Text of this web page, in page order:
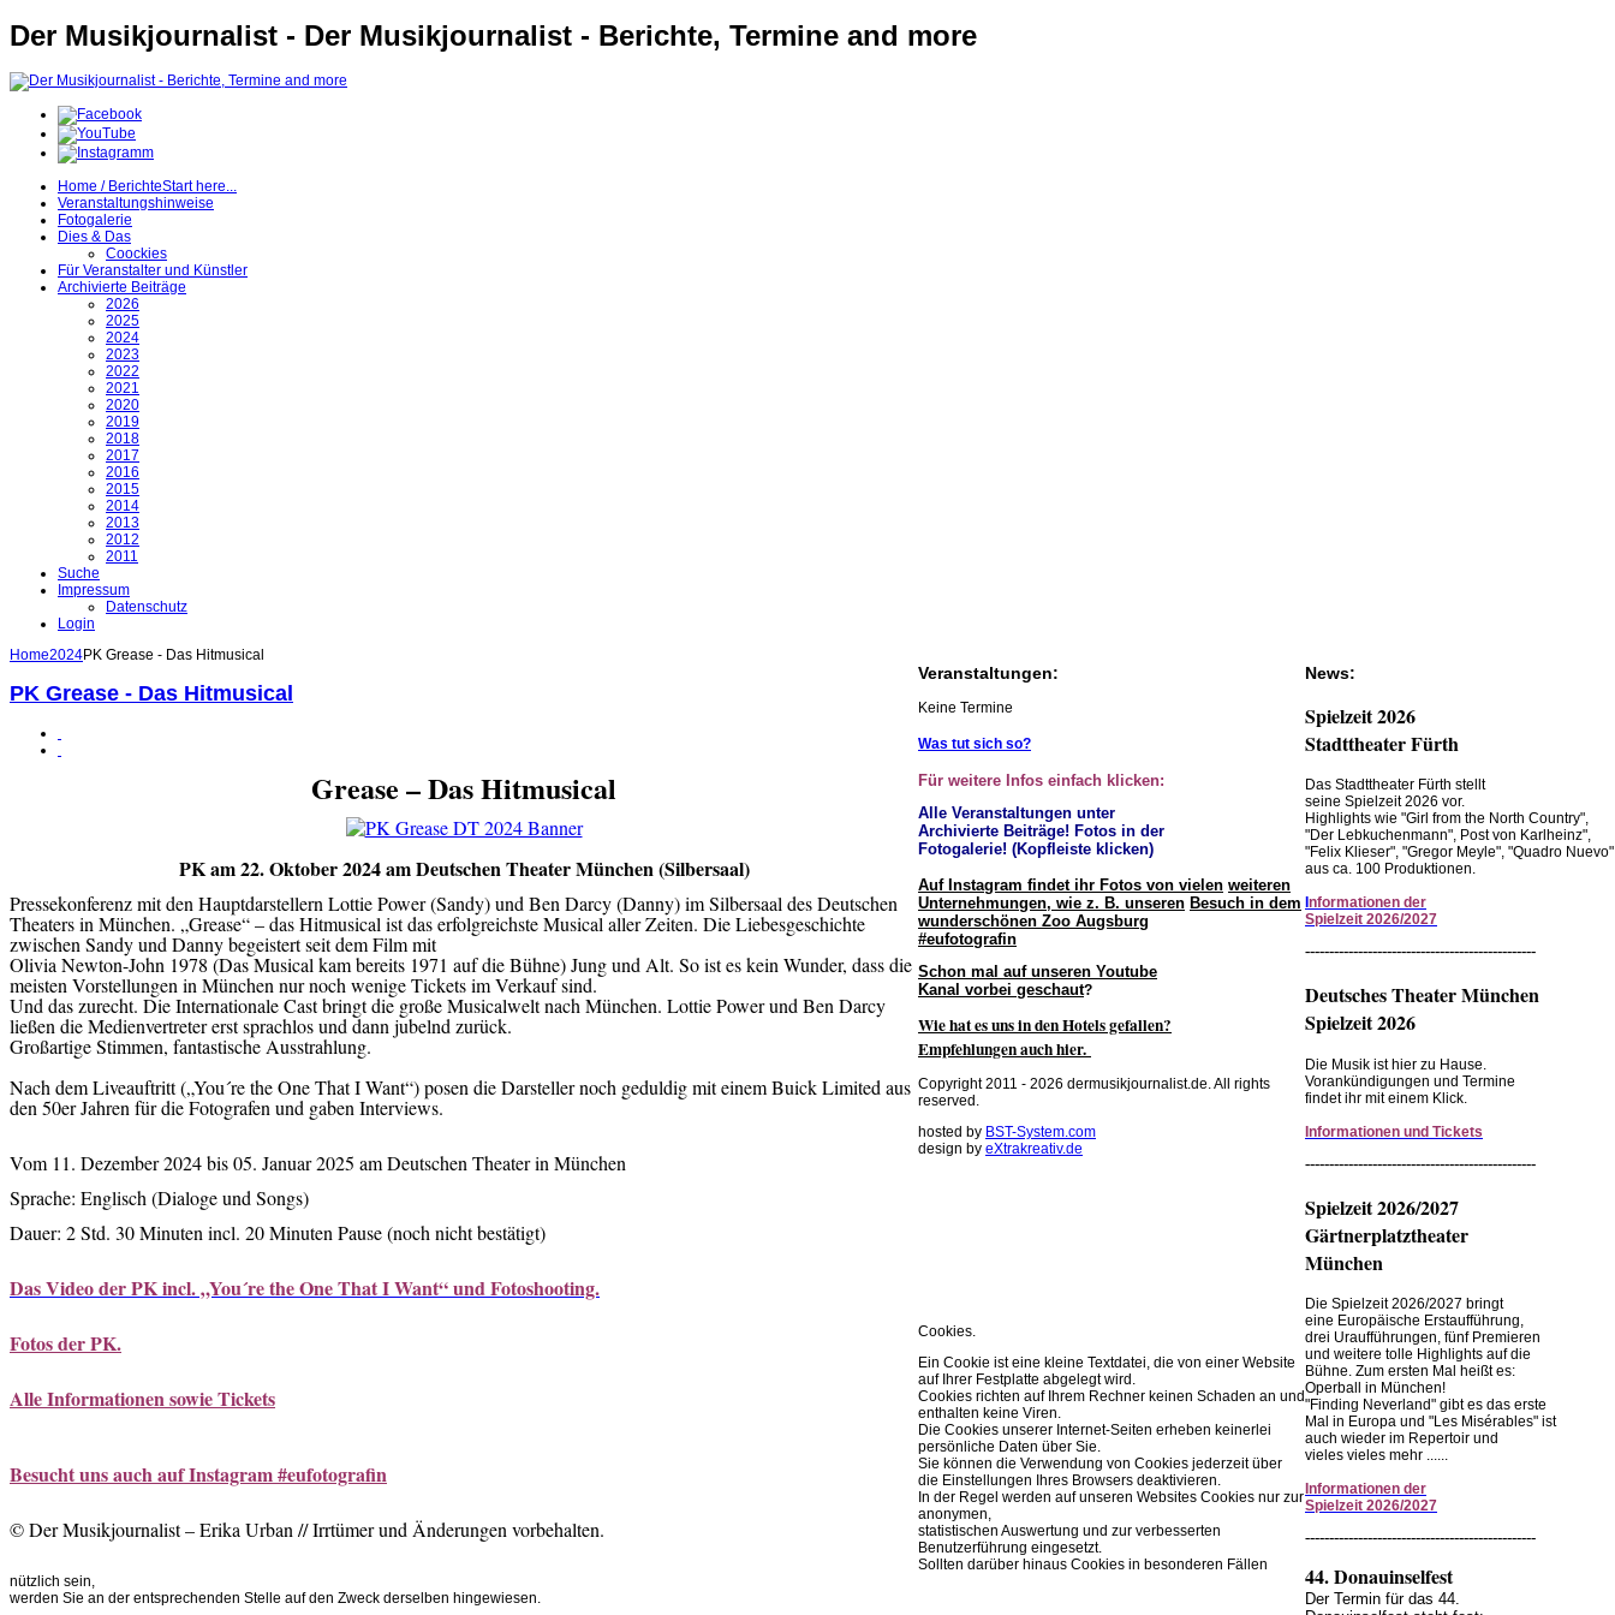
Der Musikjournalist - Der Musikjournalist - Berichte, Termine and more
Home / BerichteStart here...
Veranstaltungshinweise
Fotogalerie
Dies & Das
Coockies
Für Veranstalter und Künstler
Archivierte Beiträge
2026
2025
2024
2023
2022
2021
2020
2019
2018
2017
2016
2015
2014
2013
2012
2011
Suche
Impressum
Datenschutz
Login
Home2024PK Grease - Das Hitmusical
PK Grease - Das Hitmusical
Grease – Das Hitmusical
PK am 22. Oktober 2024 am Deutschen Theater München (Silbersaal)
Pressekonferenz mit den Hauptdarstellern Lottie Power (Sandy) und Ben Darcy (Danny) im Silbersaal des Deutschen
Theaters in München. „Grease“ – das Hitmusical ist das erfolgreichste Musical aller Zeiten. Die Liebesgeschichte
zwischen Sandy und Danny begeistert seit dem Film mit
Olivia Newton-John 1978 (Das Musical kam bereits 1971 auf die Bühne) Jung und Alt. So ist es kein Wunder, dass die
meisten Vorstellungen in München nur noch wenige Tickets im Verkauf sind.
Und das zurecht. Die Internationale Cast bringt die große Musicalwelt nach München. Lottie Power und Ben Darcy
ließen die Medienvertreter erst sprachlos und dann jubelnd zurück.
Großartige Stimmen, fantastische Ausstrahlung.
Nach dem Liveauftritt („You´re the One That I Want“) posen die Darsteller noch geduldig mit einem Buick Limited aus
den 50er Jahren für die Fotografen und gaben Interviews.
Vom 11. Dezember 2024 bis 05. Januar 2025 am Deutschen Theater in München
Sprache: Englisch (Dialoge und Songs)
Dauer: 2 Std. 30 Minuten incl. 20 Minuten Pause (noch nicht bestätigt)
Das Video der PK incl. „You´re the One That I Want“ und Fotoshooting.
Fotos der PK.
Alle Informationen sowie Tickets
Besucht uns auch auf Instagram #eufotografin
© Der Musikjournalist – Erika Urban // Irrtümer und Änderungen vorbehalten.
Veranstaltungen:
Keine Termine
Was tut sich so?
Für weitere Infos einfach klicken:
Alle Veranstaltungen unter
Archivierte Beiträge! Fotos in der
Fotogalerie! (Kopfleiste klicken)
Auf Instagram findet ihr Fotos von vielen weiteren
Unternehmungen, wie z. B. unseren Besuch in dem
wunderschönen Zoo Augsburg
#eufotografin
Schon mal auf unseren Youtube
Kanal vorbei geschaut?
Wie hat es uns in den Hotels gefallen?
Empfehlungen auch hier.
News:
Spielzeit 2026
Stadttheater Fürth
Das Stadttheater Fürth stellt
seine Spielzeit 2026 vor.
Highlights wie "Girl from the North Country",
"Der Lebkuchenmann", Post von Karlheinz",
"Felix Klieser", "Gregor Meyle", "Quadro Nuevo"
aus ca. 100 Produktionen.
nformationen der
Spielzeit 2026/2027
------------------------------------------------
Deutsches Theater München
Spielzeit 2026
Die Musik ist hier zu Hause.
Vorankündigungen und Termine
findet ihr mit einem Klick.
Informationen und Tickets
------------------------------------------------
Spielzeit 2026/2027
Gärtnerplatztheater
München
Die Spielzeit 2026/2027 bringt
eine Europäische Erstaufführung,
drei Uraufführungen, fünf Premieren
und weitere tolle Highlights auf die
Bühne. Zum ersten Mal heißt es:
Operball in München!
"Finding Neverland" gibt es das erste
Mal in Europa und "Les Misérables" ist
auch wieder im Repertoir und
vieles vieles mehr ......
Informationen der
Spielzeit 2026/2027
------------------------------------------------
44. Donauinselfest
Der Termin für das 44.
Copyright 2011 - 2026 dermusikjournalist.de. All rights
reserved.
hosted by BST-System.com
design by eXtrakreativ.de
Cookies.
Ein Cookie ist eine kleine Textdatei, die von einer Website
auf Ihrer Festplatte abgelegt wird.
Cookies richten auf Ihrem Rechner keinen Schaden an und
enthalten keine Viren.
Die Cookies unserer Internet-Seiten erheben keinerlei
persönliche Daten über Sie.
Sie können die Verwendung von Cookies jederzeit über
die Einstellungen Ihres Browsers deaktivieren.
In der Regel werden auf unseren Websites Cookies nur zur
anonymen,
statistischen Auswertung und zur verbesserten
Benutzerführung eingesetzt.
Sollten darüber hinaus Cookies in besonderen Fällen
nützlich sein,
werden Sie an der entsprechenden Stelle auf den Zweck derselben hingewiesen.